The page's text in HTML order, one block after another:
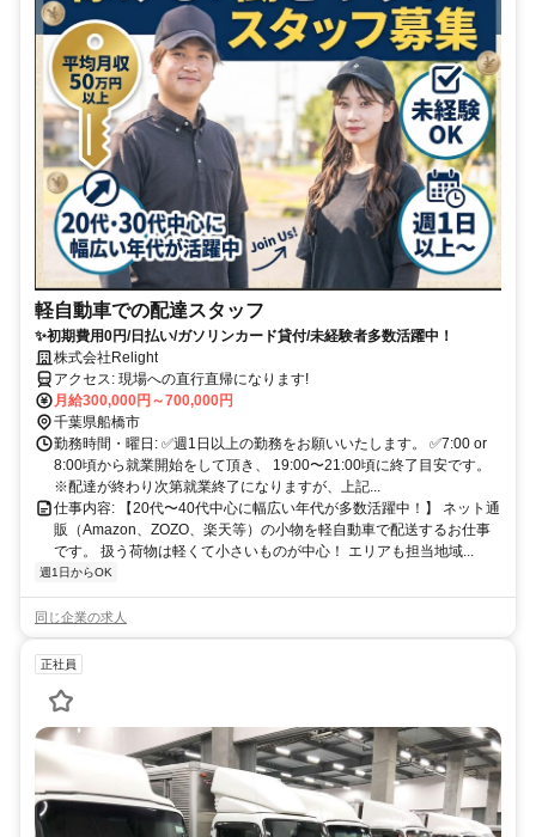
軽自動車での配達スタッフ
✨初期費用0円/日払い/ガソリンカード貸付/未経験者多数活躍中！
株式会社Relight
アクセス: 現場への直行直帰になります!
月給300,000円～700,000円
千葉県船橋市
勤務時間・曜日: ✅週1日以上の勤務をお願いいたします。 ✅7:00 or
8:00頃から就業開始をして頂き、 19:00〜21:00頃に終了目安です。
※配達が終わり次第就業終了になりますが、上記...
仕事内容: 【20代〜40代中心に幅広い年代が多数活躍中！】 ネット通
販（Amazon、ZOZO、楽天等）の小物を軽自動車で配送するお仕事
です。 扱う荷物は軽くて小さいものが中心！ エリアも担当地域...
週1日からOK
同じ企業の求人
正社員